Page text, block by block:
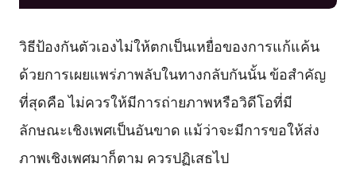
วิธีป้องกันตัวเองไม่ให้ตกเป็นเหยื่อของการแก้แค้น
ด้วยการเผยแพร่ภาพลับในทางกลับกันนั้น ข้อสำคัญ
ที่สุดคือ ไม่ควรให้มีการถ่ายภาพหรือวิดีโอที่มี
ลักษณะเชิงเพศเป็นอันขาด แม้ว่าจะมีการขอให้ส่ง
ภาพเชิงเพศมาก็ตาม ควรปฏิเสธไป